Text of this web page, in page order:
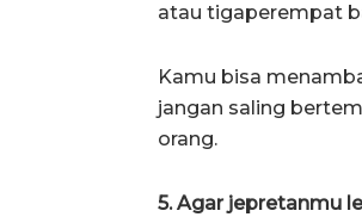
atau tigaperempat
Kamu bisa
jangan saling
orang.
5. Agar jepretanmu